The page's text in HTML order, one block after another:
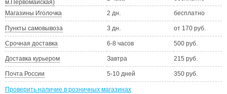
м.Первомайская)
Магазины Иголочка 2 дн. бесплатно
Пункты самовывоза 3 дн. от 170 руб.
Срочная доставка 6-8 часов 500 руб.
Доставка курьером Завтра 215 руб.
Почта России 5-10 дней 350 руб.
Проверить наличие в розничных магазинах